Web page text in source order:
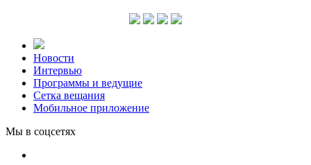
Новости
Интервью
Программы и ведущие
Сетка вещания
Мобильное приложение
Мы в соцсетях